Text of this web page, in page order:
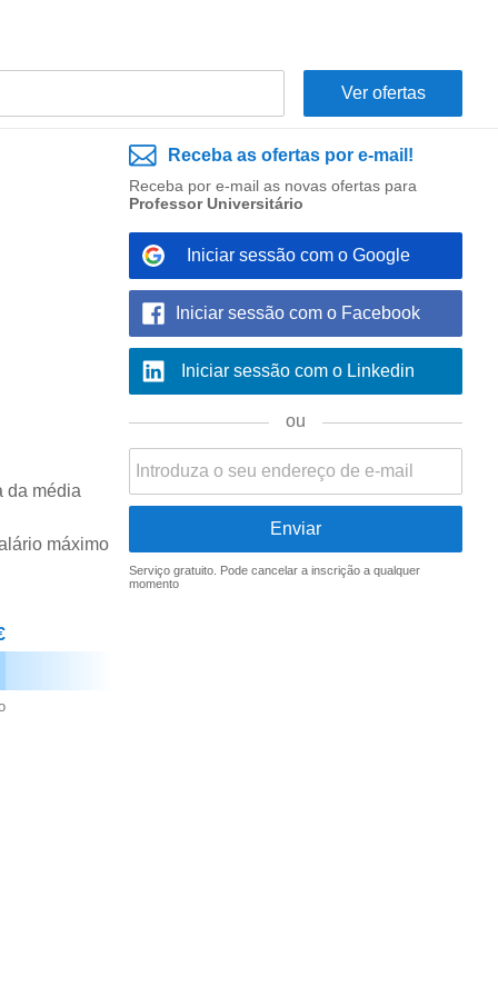
da média
máximo
Receba as ofertas por e-mail!
Receba por e-mail as novas ofertas para
Professor Universitário
Iniciar sessão com o Google
Iniciar sessão com o Facebook
Iniciar sessão com o Linkedin
ou
Serviço gratuito. Pode cancelar a inscrição a qualquer
momento